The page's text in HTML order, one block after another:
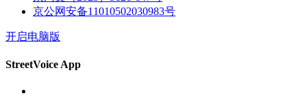
京公网安备11010502030983号
开启电脑版
StreetVoice App